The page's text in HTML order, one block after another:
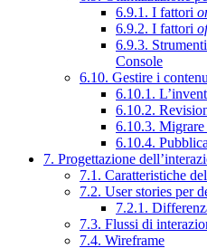
6.9.1. I fattori
6.9.2. I fattori
6.9.3.
Console
6.10. Gestire i
6.10.1.
6.10.2.
6.10.3.
6.10.4.
7. Progettazione
7.1. Caratteristiche
7.2. User stories per
7.2.1.
7.3. Flussi di
7.4. Wireframe